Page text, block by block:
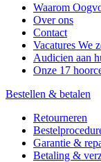
Waarom
Over ons
Contact
Vacatures We
Audicien aan
Onze 17
Bestellen & betalen
Retourneren
Garantie &
Betaling &